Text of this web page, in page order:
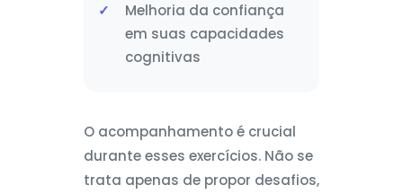
Melhoria da confiança
em suas capacidades
cognitivas
O acompanhamento é crucial
durante esses exercícios. Não se
trata apenas de propor desafios,